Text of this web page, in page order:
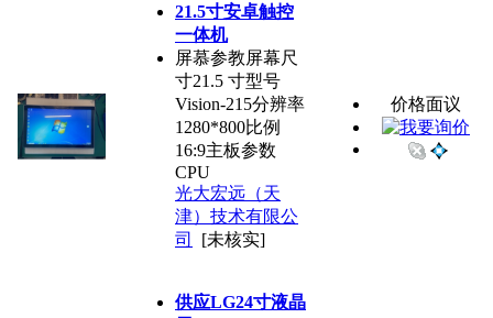
21.5寸安卓触控
一体机
屏慕参教屏幕尺
寸21.5 寸型号
Vision-215分辨率
1280*800比例
16:9主板参数
CPU
光大宏远（天
津）技术有限公
司
[未核实]
价格面议
供应LG24寸液晶